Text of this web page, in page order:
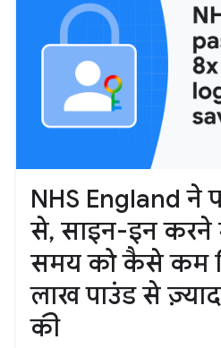
NHS England ने
से, साइन-इन करने
समय को कैसे कम
लाख पाउंड से
की